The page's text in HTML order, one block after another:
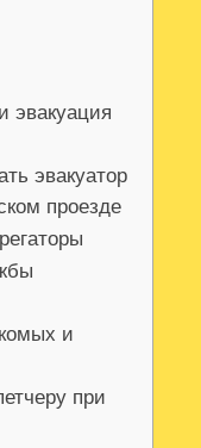
эвакуация
эвакуатор
проезде
и
при